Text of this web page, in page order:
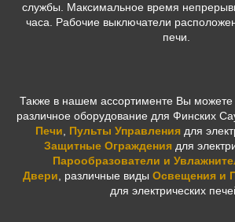
службы. Максимальное время
часа. Рабочие выключатели
печи.
Также в нашем ассортименте Вы можете
различное оборудование для Финских
Печи, Пульты Управления для
Защитные Ограждения для
Парообразователи и
Двери, различные виды Освещения и
для электрических